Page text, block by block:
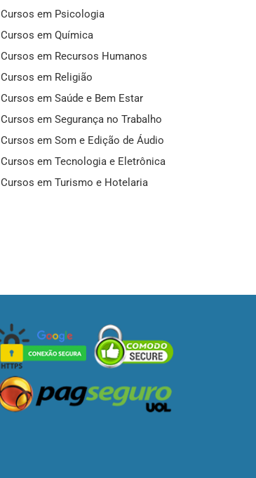
Cursos em Psicologia
Cursos em Química
Cursos em Recursos Humanos
Cursos em Religião
Cursos em Saúde e Bem Estar
Cursos em Segurança no Trabalho
Cursos em Som e Edição de Áudio
Cursos em Tecnologia e Eletrônica
Cursos em Turismo e Hotelaria